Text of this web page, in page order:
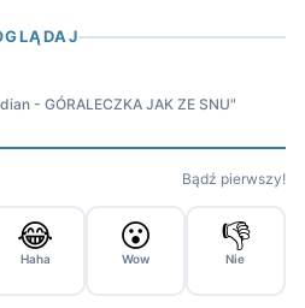
- GÓRALECZKA JAK ZE SNU"
Bądź pierwszy!
😂
Haha
😮
Wow
👎
Nie